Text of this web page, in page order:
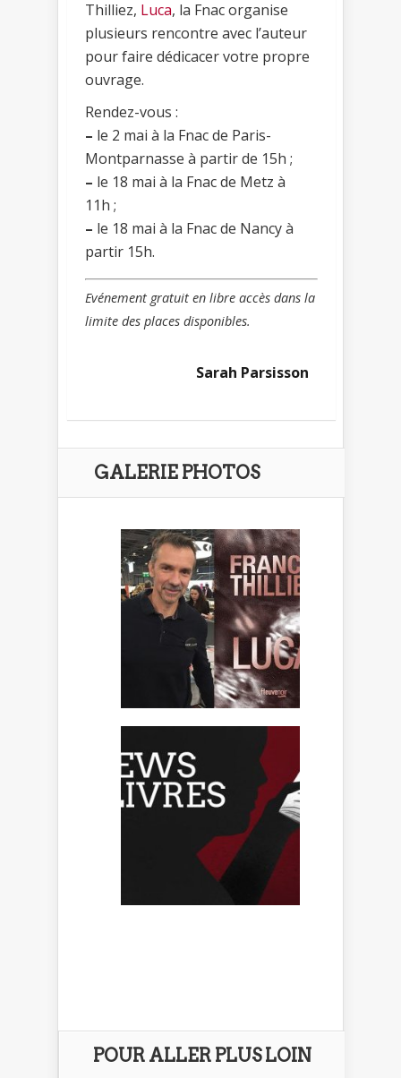
Thilliez, Luca, la Fnac organise
plusieurs rencontre avec l’auteur
pour faire dédicacer votre propre
ouvrage.
Rendez-vous :
– le 2 mai à la Fnac de Paris-
Montparnasse à partir de 15h ;
– le 18 mai à la Fnac de Metz à
11h ;
– le 18 mai à la Fnac de Nancy à
partir 15h.
Evénement gratuit en libre accès dans la
limite des places disponibles.
Sarah Parsisson
GALERIE PHOTOS
POUR ALLER PLUS LOIN